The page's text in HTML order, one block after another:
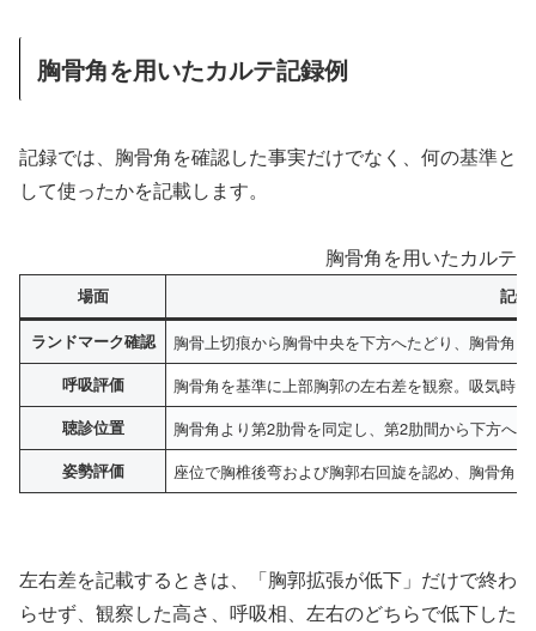
胸骨角を用いたカルテ記録例
記録では、胸骨角を確認した事実だけでなく、何の基準と
して使ったかを記載します。
胸骨角を用いたカルテ
場面 記録
ランドマーク確認 胸骨上切痕から胸骨中央を下方へたどり、胸骨角
呼吸評価 胸骨角を基準に上部胸郭の左右差を観察。吸気時
聴診位置 胸骨角より第2肋骨を同定し、第2肋間から下方へ
姿勢評価 座位で胸椎後弯および胸郭右回旋を認め、胸骨角
左右差を記載するときは、「胸郭拡張が低下」だけで終わ
らせず、観察した高さ、呼吸相、左右のどちらで低下した